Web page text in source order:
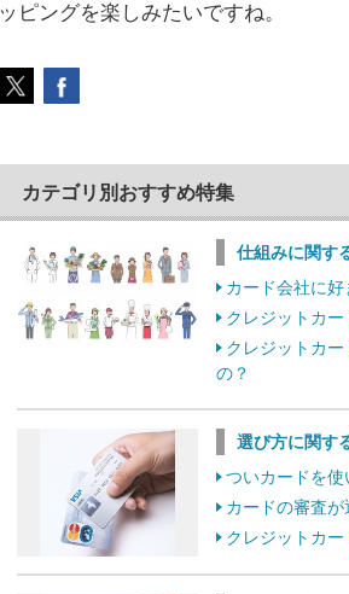
ッピングを楽しみたいですね。
カテゴリ別おすすめ特集
仕組みに関す
カード会社に
クレジットカ
クレジットカ
の？
選び方に関す
ついカードを
カードの審査
クレジットカ